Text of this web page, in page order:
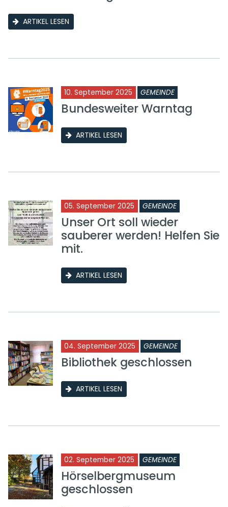
ARTIKEL LESEN
10. September 2025 GEMEINDE
Bundesweiter Warntag
ARTIKEL LESEN
05. September 2025 GEMEINDE
Unser Ort soll wieder
sauberer werden! Helfen Sie
mit.
ARTIKEL LESEN
04. September 2025 GEMEINDE
Bibliothek geschlossen
ARTIKEL LESEN
02. September 2025 GEMEINDE
Hörselbergmuseum
geschlossen